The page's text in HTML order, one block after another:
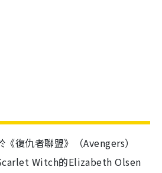
復仇者聯盟》（Avengers）
Witch的Elizabeth Olsen